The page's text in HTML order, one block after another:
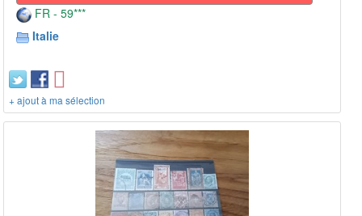
FR - 59***
Italie
+ ajout à ma sélection